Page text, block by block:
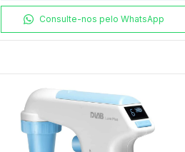
Consulte-nos pelo WhatsApp